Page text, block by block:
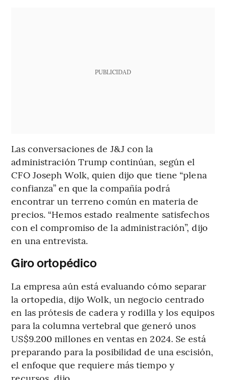
PUBLICIDAD
Las conversaciones de J&J con la
administración Trump continúan, según el
CFO Joseph Wolk, quien dijo que tiene “plena
confianza” en que la compañía podrá
encontrar un terreno común en materia de
precios. “Hemos estado realmente satisfechos
con el compromiso de la administración”, dijo
en una entrevista.
Giro ortopédico
La empresa aún está evaluando cómo separar
la ortopedia, dijo Wolk, un negocio centrado
en las prótesis de cadera y rodilla y los equipos
para la columna vertebral que generó unos
US$9.200 millones en ventas en 2024. Se está
preparando para la posibilidad de una escisión,
el enfoque que requiere más tiempo y